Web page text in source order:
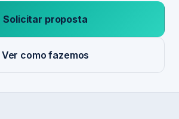
Solicitar proposta
Ver como fazemos